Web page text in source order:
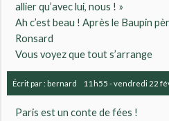
allier qu’avec lui, nous ! »
Ah c’est beau ! Après le Baupin
Ronsard
Vous voyez que tout s’arrange
Écrit par : bernard 11h55 -vendredi 22
Paris est un conte de fées !